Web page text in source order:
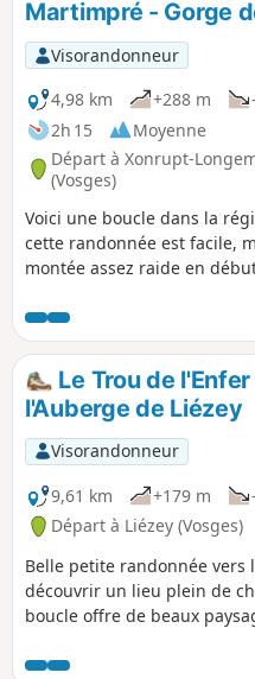
marche de toute
chaumes, accessible à tous
incontournable du secteur.
Martimpré - Gorge
Visorandonneur
4,98 km
+288 m
2h 15
Moyenne
Départ à Xonrupt-
(Vosges)
Voici une boucle dans la
cette randonnée est facile,
montée assez raide en
grande partie se fait en
forte chaleur. Par période
peuvent être glissants.
Le Trou de
l'Auberge de Liézey
Visorandonneur
9,61 km
+179 m
Départ à Liézey (Vosges)
Belle petite randonnée vers
découvrir un lieu plein de
boucle offre de beaux
panoramas.